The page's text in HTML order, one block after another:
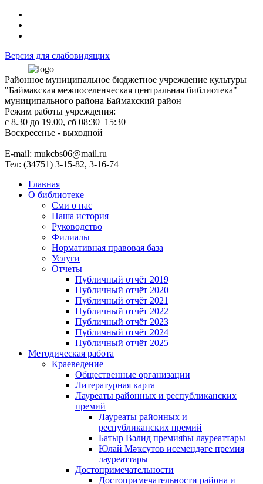
Версия для слабовидящих
Районное муниципальное бюджетное учреждение культуры
"Баймакская межпоселенческая центральная библиотека"
муниципального района Баймакский район
Режим работы учреждения:
с 8.30 до 19.00, сб 08:30–15:30
Воскресенье - выходной
Е-mail: mukcbs06@mail.ru
Тел: (34751) 3-15-82, 3-16-74
Главная
О библиотеке
Сми о нас
Наша история
Руководство
Филиалы
Нормативная правовая база
Услуги
Отчеты
Публичный отчёт 2019
Публичный отчёт 2020
Публичный отчёт 2021
Публичный отчёт 2022
Публичный отчёт 2023
Публичный отчёт 2024
Публичный отчёт 2025
Методическая работа
Краеведение
Общественные организации
Литературная карта
Лауреаты районных и республиканских
премий
Лауреаты районных и
республиканских премий
Батыр Вәлид премияһы лауреаттары
Юлай Мәҡсүтов исемендәге премия
лауреаттары
Достопримечательности
Достопримечательности района и